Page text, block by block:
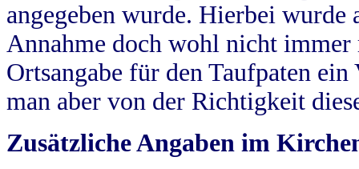
angegeben wurde. Hierbei wurde
Annahme doch wohl nicht
Ortsangabe für den Taufpaten
man aber von der Richtigkeit
Zusätzliche Angaben im